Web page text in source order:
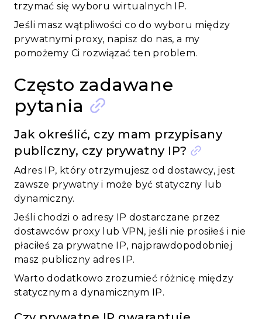
trzymać się wyboru wirtualnych IP.
Jeśli masz wątpliwości co do wyboru między
prywatnymi proxy, napisz do nas, a my
pomożemy Ci rozwiązać ten problem.
Często zadawane
pytania
Jak określić, czy mam przypisany
publiczny, czy prywatny IP?
Adres IP, który otrzymujesz od dostawcy, jest
zawsze prywatny i może być statyczny lub
dynamiczny.
Jeśli chodzi o adresy IP dostarczane przez
dostawców proxy lub VPN, jeśli nie prosiłeś i nie
płaciłeś za prywatne IP, najprawdopodobniej
masz publiczny adres IP.
Warto dodatkowo zrozumieć różnicę między
statycznym a dynamicznym IP.